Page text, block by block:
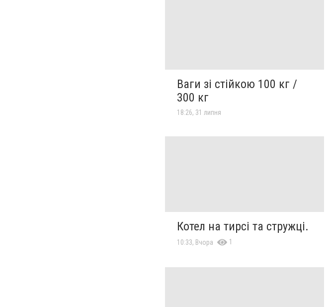
Ваги зі стійкою 100 кг /
300 кг
18:26, 31 липня
Котел на тирсі та стружці.
10:33, Вчора 1